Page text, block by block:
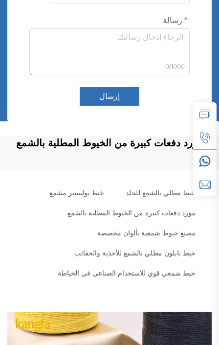
رسالة
0/1000
إرسال
مورد دفعات كبيرة من الخيوط المطلية بالشمع
خيط مطلي بالشمع للجلد خيط بوليستر مشمع
مورد دفعات كبيرة من الخيوط المطلية بالشمع
مصنع خيوط شمعية بألوان مخصصة
خيط نايلون مطلي بالشمع للأحذية والحقائب
خيط شمعي قوي للاستخدام الصناعي في الخياطة